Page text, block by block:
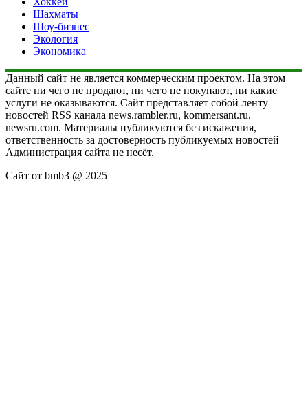
Шахматы
Шоу-бизнес
Экология
Экономика
Данный сайт не является коммерческим проектом. На этом
сайте ни чего не продают, ни чего не покупают, ни какие
услуги не оказываются. Сайт представляет собой ленту
новостей RSS канала news.rambler.ru, kommersant.ru,
newsru.com. Материалы публикуются без искажения,
ответственность за достоверность публикуемых новостей
Администрация сайта не несёт.
Сайт от bmb3 @ 2025